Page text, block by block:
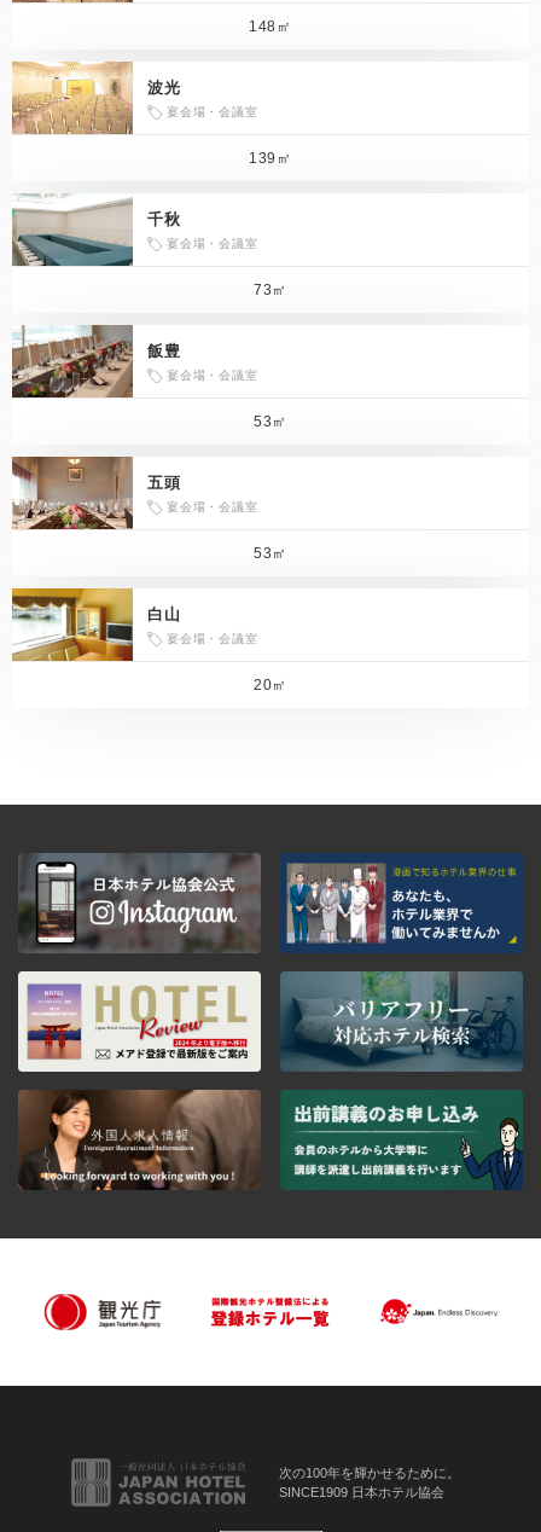
148㎡
波光
宴会場・会議室
139㎡
千秋
宴会場・会議室
73㎡
飯豊
宴会場・会議室
53㎡
五頭
宴会場・会議室
53㎡
白山
宴会場・会議室
20㎡
次の100年を輝かせるために。
SINCE1909 日本ホテル協会